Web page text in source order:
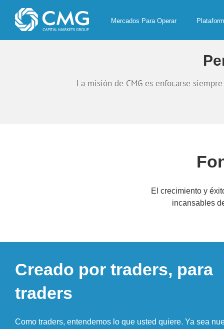
content
Mercados Para Operar
La misión de CMG es enfocarse
El crecimiento y
incansables
Creado por traders, para
traders
Como traders, entendemos lo que usted quiere. Ya sea